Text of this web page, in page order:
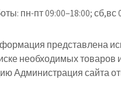
пн-пт 09:00–18:00; сб,вс
представлена
необходимых
Администрация сайта